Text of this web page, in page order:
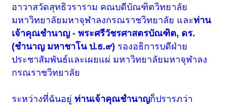
อาวาสวัดสุทธิวราราม คณบดีบัณฑิตวิทยาลัย
มหาวิทยาลัยมหาจุฬาลงกรณราชวิทยาลัย และท่าน
เจ้าคุณชำนาญ - พระศรีวัชรศาสตรบัณฑิต, ดร.
(ชำนาญ มหาชาโน ป.ธ.๙) รองอธิการบดีฝ่าย
ประชาสัมพันธ์และเผยแผ่ มหาวิทยาลัยมหาจุฬาลง
กรณราชวิทยาลัย
ระหว่างที่ฉันอยู่ท่านเจ้าคุณชำนาญก็ปรารภว่า